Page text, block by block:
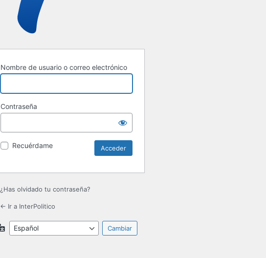
Nombre de usuario o correo electrónico
Contraseña
Recuérdame
¿Has olvidado tu contraseña?
← Ir a InterPolitico
Idioma